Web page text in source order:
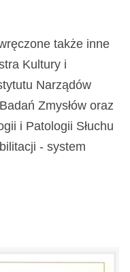
także inne
Kultury i
Narządów
Zmysłów oraz
i Patologii Słuchu
- system